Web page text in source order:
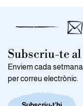
Subscriu-te
Enviem cada
per correu electrònic.